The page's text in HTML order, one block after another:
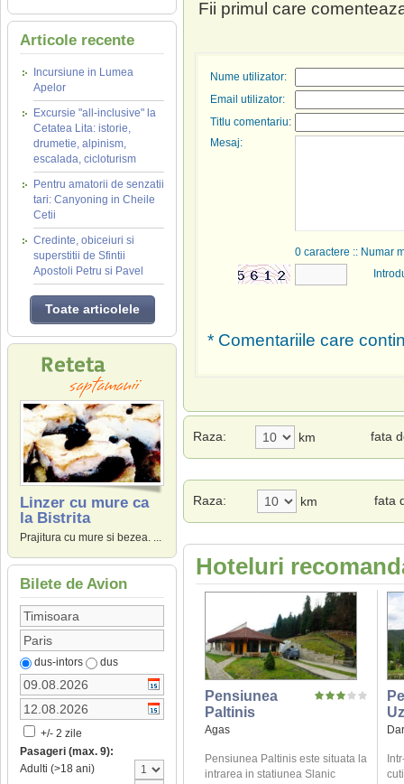
Articole recente
Incursiune in Lumea
Apelor
Excursie "all-inclusive" la
Cetatea Lita: istorie,
drumetie, alpinism,
escalada, cicloturism
Pentru amatorii de senzatii
tari: Canyoning in Cheile
Cetii
Credinte, obiceiuri si
superstitii de Sfintii
Apostoli Petru si Pavel
Toate articolele
Linzer cu mure ca
la Bistrita
Prajitura cu mure si bezea. ...
Bilete de Avion
dus-intors dus
+/- 2 zile
Pasageri (max. 9):
Adulti (>18 ani)
Fii primul care
Nume utilizator:
Email utilizator:
Titlu comentariu:
Mesaj:
0 caractere :: Numar
* Comentariile care
Raza: km fata
Raza: km fata
Hoteluri
Pensiunea
Paltinis
Agas
Pensiunea Paltinis este situata la
intrarea in statiunea Slanic